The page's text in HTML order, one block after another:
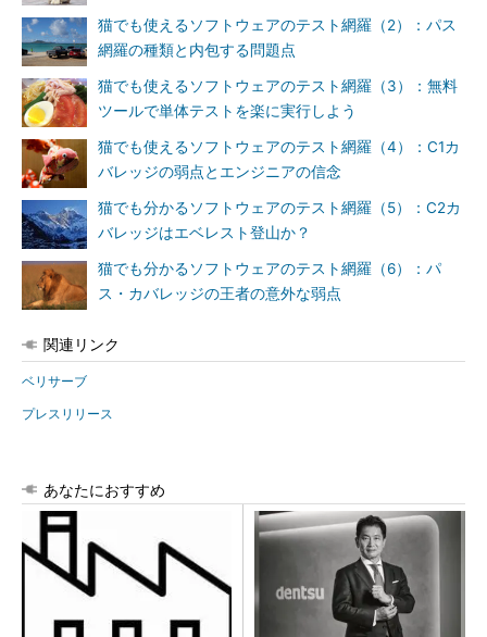
猫でも使えるソフトウェアのテスト網羅（2）：パス
網羅の種類と内包する問題点
猫でも使えるソフトウェアのテスト網羅（3）：無料
ツールで単体テストを楽に実行しよう
猫でも使えるソフトウェアのテスト網羅（4）：C1カ
バレッジの弱点とエンジニアの信念
猫でも分かるソフトウェアのテスト網羅（5）：C2カ
バレッジはエベレスト登山か？
猫でも分かるソフトウェアのテスト網羅（6）：パ
ス・カバレッジの王者の意外な弱点
関連リンク
ベリサーブ
プレスリリース
あなたにおすすめ